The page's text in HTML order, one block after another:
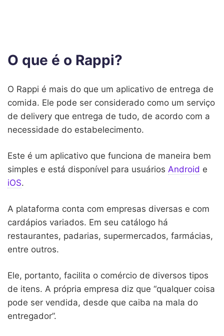
O que é o Rappi?
O Rappi é mais do que um aplicativo de entrega de
comida. Ele pode ser considerado como um serviço
de delivery que entrega de tudo, de acordo com a
necessidade do estabelecimento.
Este é um aplicativo que funciona de maneira bem
simples e está disponível para usuários Android e
iOS.
A plataforma conta com empresas diversas e com
cardápios variados. Em seu catálogo há
restaurantes, padarias, supermercados, farmácias,
entre outros.
Ele, portanto, facilita o comércio de diversos tipos
de itens. A própria empresa diz que “qualquer coisa
pode ser vendida, desde que caiba na mala do
entregador”.